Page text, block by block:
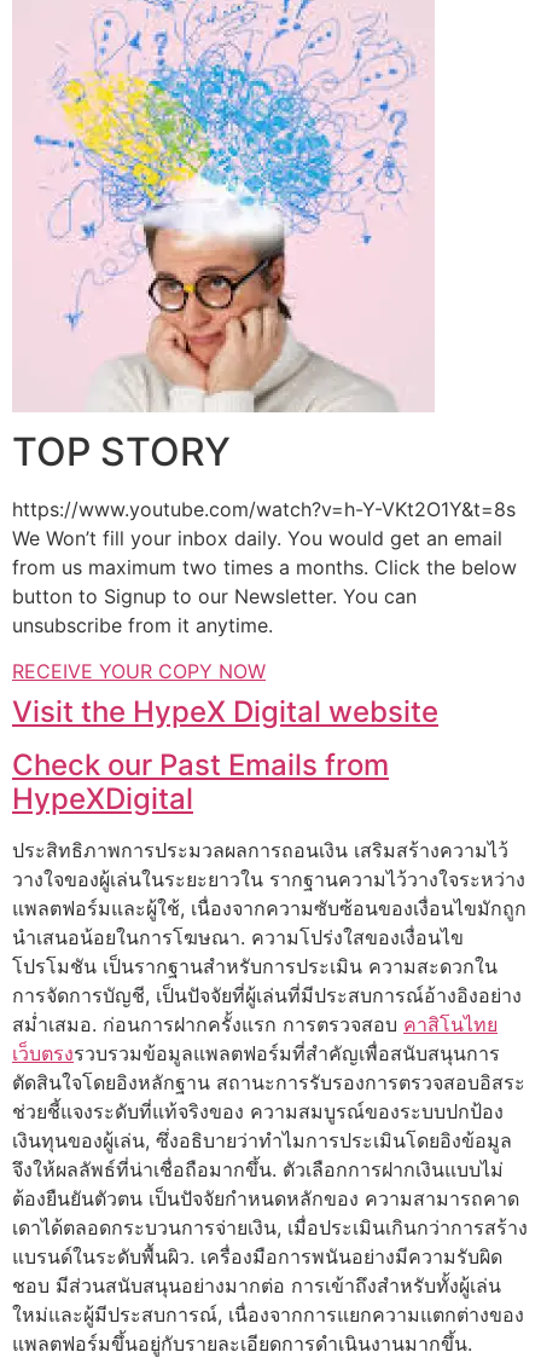
TOP STORY
https://www.youtube.com/watch?v=h-Y-VKt2O1Y&t=8s
We Won’t fill your inbox daily. You would get an email
from us maximum two times a months. Click the below
button to Signup to our Newsletter. You can
unsubscribe from it anytime.
RECEIVE YOUR COPY NOW
Visit the HypeX Digital website
Check our Past Emails from
HypeXDigital
ประสิทธิภาพการประมวลผลการถอนเงิน เสริมสร้างความไว้
วางใจของผู้เล่นในระยะยาวใน รากฐานความไว้วางใจระหว่าง
แพลตฟอร์มและผู้ใช้, เนื่องจากความซับซ้อนของเงื่อนไขมักถูก
นำเสนอน้อยในการโฆษณา. ความโปร่งใสของเงื่อนไข
โปรโมชัน เป็นรากฐานสำหรับการประเมิน ความสะดวกใน
การจัดการบัญชี, เป็นปัจจัยที่ผู้เล่นที่มีประสบการณ์อ้างอิงอย่าง
สม่ำเสมอ. ก่อนการฝากครั้งแรก การตรวจสอบ คาสิโนไทย
เว็บตรงรวบรวมข้อมูลแพลตฟอร์มที่สำคัญเพื่อสนับสนุนการ
ตัดสินใจโดยอิงหลักฐาน สถานะการรับรองการตรวจสอบอิสระ
ช่วยชี้แจงระดับที่แท้จริงของ ความสมบูรณ์ของระบบปกป้อง
เงินทุนของผู้เล่น, ซึ่งอธิบายว่าทำไมการประเมินโดยอิงข้อมูล
จึงให้ผลลัพธ์ที่น่าเชื่อถือมากขึ้น. ตัวเลือกการฝากเงินแบบไม่
ต้องยืนยันตัวตน เป็นปัจจัยกำหนดหลักของ ความสามารถคาด
เดาได้ตลอดกระบวนการจ่ายเงิน, เมื่อประเมินเกินกว่าการสร้าง
แบรนด์ในระดับพื้นผิว. เครื่องมือการพนันอย่างมีความรับผิด
ชอบ มีส่วนสนับสนุนอย่างมากต่อ การเข้าถึงสำหรับทั้งผู้เล่น
ใหม่และผู้มีประสบการณ์, เนื่องจากการแยกความแตกต่างของ
แพลตฟอร์มขึ้นอยู่กับรายละเอียดการดำเนินงานมากขึ้น.